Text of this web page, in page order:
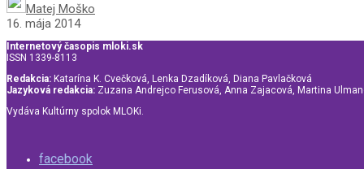
Matej Moško
16. mája 2014
Internetový časopis mloki.sk
ISSN 1339-8113
Redakcia: Katarína K. Cvečková, Lenka Dzadíková, Diana Pavlačková
Jazyková redakcia: Zuzana Andrejco Ferusová, Anna Zajacová, Martina
Vydáva Kultúrny spolok MLOKi.
facebook